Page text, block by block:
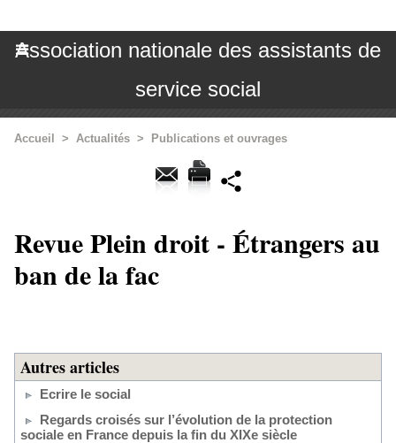
Association nationale des assistants de
service social
Accueil > Actualités > Publications et ouvrages
Revue Plein droit - Étrangers au
ban de la fac
Autres articles
Ecrire le social
Regards croisés sur l’évolution de la protection
sociale en France depuis la fin du XIXe siècle